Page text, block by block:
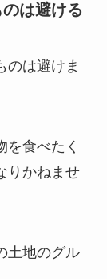
は避ける
のは避けま
を食べたく
りかねませ
土地のグル